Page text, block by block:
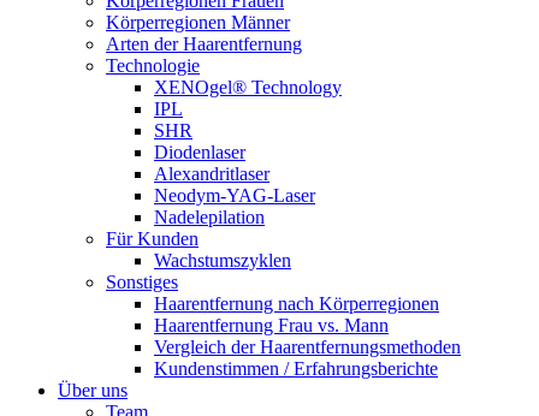
Körperregionen Männer
Arten der Haarentfernung
Technologie
XENOgel® Technology
IPL
SHR
Diodenlaser
Alexandritlaser
Neodym-YAG-Laser
Nadelepilation
Für Kunden
Wachstumszyklen
Sonstiges
Haarentfernung nach Körperregionen
Haarentfernung Frau vs. Mann
Vergleich der Haarentfernungsmethoden
Kundenstimmen / Erfahrungsberichte
Über uns
Team